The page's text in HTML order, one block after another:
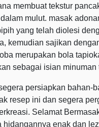
membuat tekstur
dalam mulut. masak
yang telah diolesi
kemudian sajikan
merupakan bola
sebagai isian minuman
persiapkan bahan-
resep ini dan segera
Selamat
hidangannya enak dan